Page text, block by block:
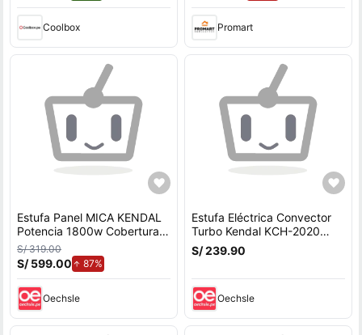
Coolbox Promart
Estufa Panel MICA KENDAL
Potencia 1800w Cobertura
18m2 Instalación Piso/Muro
S/ 319.00
S/ 599.00 87%
Oechsle
Estufa Eléctrica Convector
Turbo Kendal KCH-2020
2000W
S/ 239.90
Oechsle